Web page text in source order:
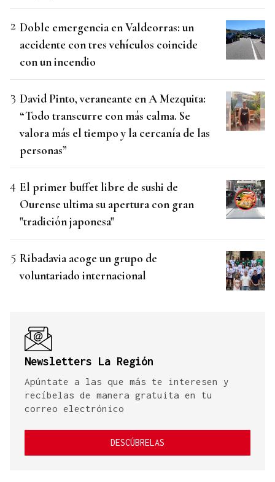
Doble emergencia en Valdeorras: un
accidente con tres vehículos coincide
con un incendio
David Pinto, veraneante en A Mezquita:
“Todo transcurre con más calma. Se
valora más el tiempo y la cercanía de las
personas”
El primer buffet libre de sushi de
Ourense ultima su apertura con gran
"tradición japonesa"
Ribadavia acoge un grupo de
voluntariado internacional
Newsletters La Región
Apúntate a las que más te interesen y
recíbelas de manera gratuita en tu
correo electrónico
DESCÚBRELAS